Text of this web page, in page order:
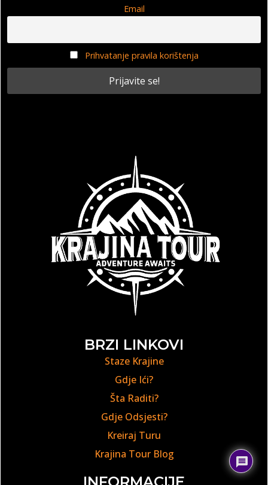
Email
Prihvatanje pravila korištenja
BRZI LINKOVI
Staze Krajine
Gdje Ići?
Šta Raditi?
Gdje Odsjesti?
Kreiraj Turu
Krajina Tour Blog